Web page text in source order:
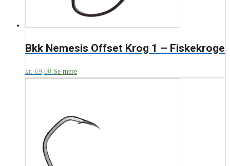
Bkk Nemesis Offset Krog 1 – Fiskekroge
kr. 69,00 Se mere